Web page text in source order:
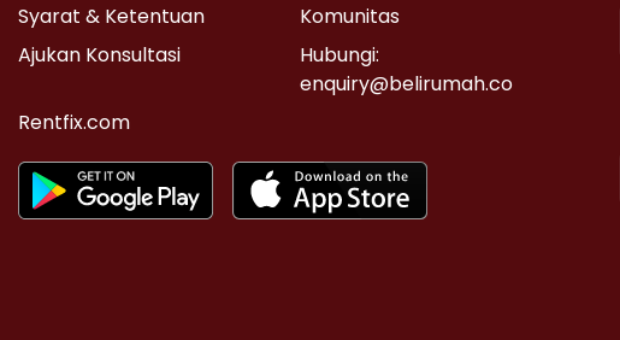
Syarat & Ketentuan
Komunitas
Ajukan Konsultasi
Hubungi:
enquiry@belirumah.co
Rentfix.com